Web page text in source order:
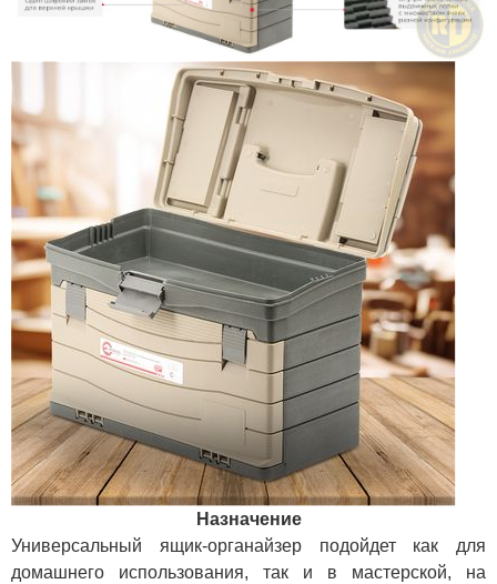
Назначение
Универсальный ящик-органайзер подойдет как для
домашнего использования, так и в мастерской, на